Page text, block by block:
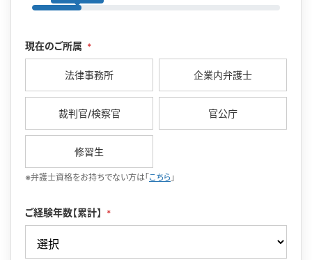
現在のご所属 *
法律事務所 企業内弁護士
裁判官/検察官 官公庁
修習生
※弁護士資格をお持ちでない方は「 こちら 」
ご経験年数【累計】 *